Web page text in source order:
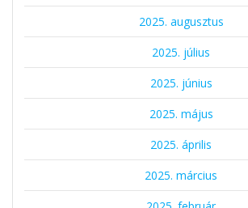
2025. augusztus
2025. július
2025. június
2025. május
2025. április
2025. március